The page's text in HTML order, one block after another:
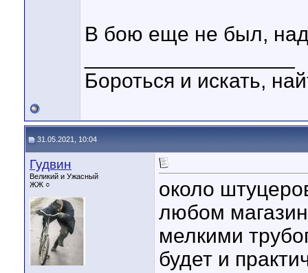
В бою еще не был,
Бороться и искать,
31.05.2021, 10:04
Гудвин
Великий и Ужасный
ЖЖ ○
около
любом
мелкими
будет и